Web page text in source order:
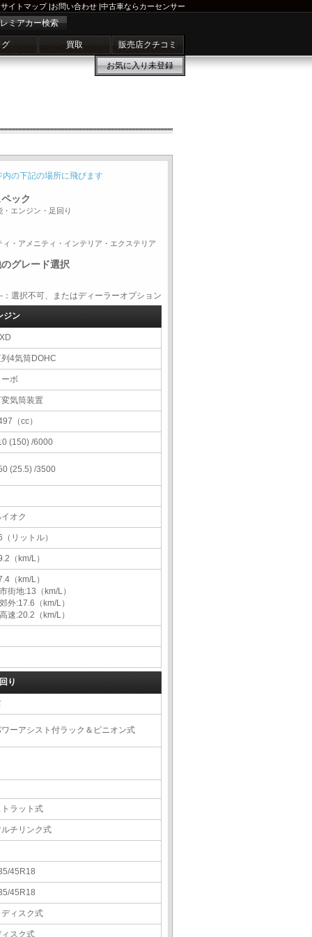
サイトマップ|お問い合わせ |中古車ならカーセンサー
ミアカー検索
買取 販売店クチコミ
お気に入り未登録
内の下記の場所に飛びます
ック
・エンジン・足回り
ィ・アメニティ・インテリア・エクステリア
グレード選択
択不可、またはディーラーオプション
ジン
4気筒DOHC
ーボ
気筒装置
（cc）
(150) /6000
(25.5) /3500
オク
（リットル）
（km/L）
（km/L）
街地:13（km/L）
外:17.6（km/L）
速:20.2（km/L）
り
ーアシスト付ラック＆ピニオン式
トラット式
ルチリンク式
45R18
45R18
ディスク式
スク式